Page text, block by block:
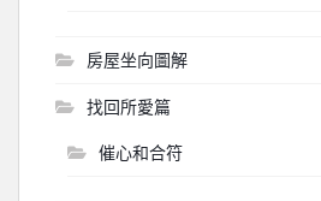
房屋坐向圖解
找回所愛篇
催心和合符